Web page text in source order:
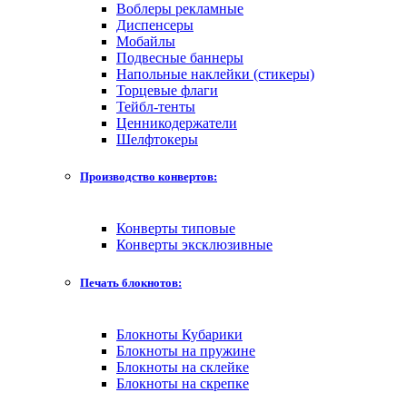
Воблеры рекламные
Диспенсеры
Мобайлы
Подвесные баннеры
Напольные наклейки (стикеры)
Торцевые флаги
Тейбл-тенты
Ценникодержатели
Шелфтокеры
Производство конвертов:
Конверты типовые
Конверты эксклюзивные
Печать блокнотов:
Блокноты Кубарики
Блокноты на пружине
Блокноты на склейке
Блокноты на скрепке